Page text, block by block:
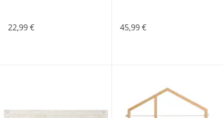
22,99 € 45,99 €